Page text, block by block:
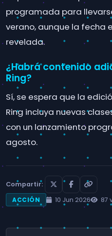
programada para
verano, aunque la fecha
revelada.
¿Habrá contenido
Ring?
Sí, se espera que la
Ring incluya nuevas
con un lanzamiento
agosto.
Compartir:
ACCIÓN
10 Jun 2026 87